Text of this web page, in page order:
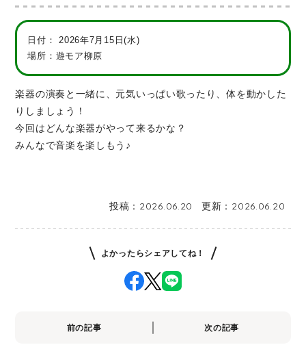
日付：2026年7月15日(水)
場所：遊モア柳原
楽器の演奏と一緒に、元気いっぱい歌ったり、体を動かした
りしましょう！
今回はどんな楽器がやって来るかな？
みんなで音楽を楽しもう♪
投稿： 2026.06.20 更新： 2026.06.20
よかったらシェアしてね！
前の記事 次の記事